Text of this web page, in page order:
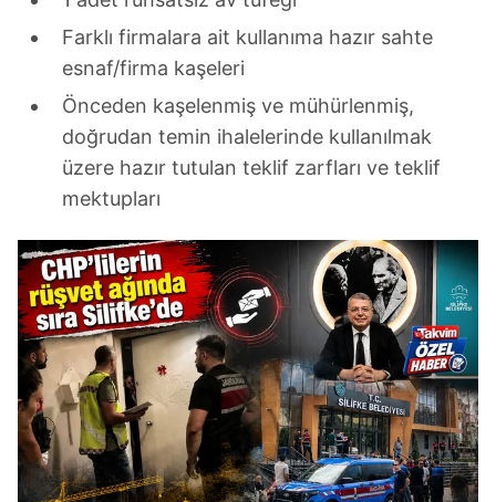
Farklı firmalara ait kullanıma hazır sahte
esnaf/firma kaşeleri
Önceden kaşelenmiş ve mühürlenmiş,
doğrudan temin ihalelerinde kullanılmak
üzere hazır tutulan teklif zarfları ve teklif
mektupları